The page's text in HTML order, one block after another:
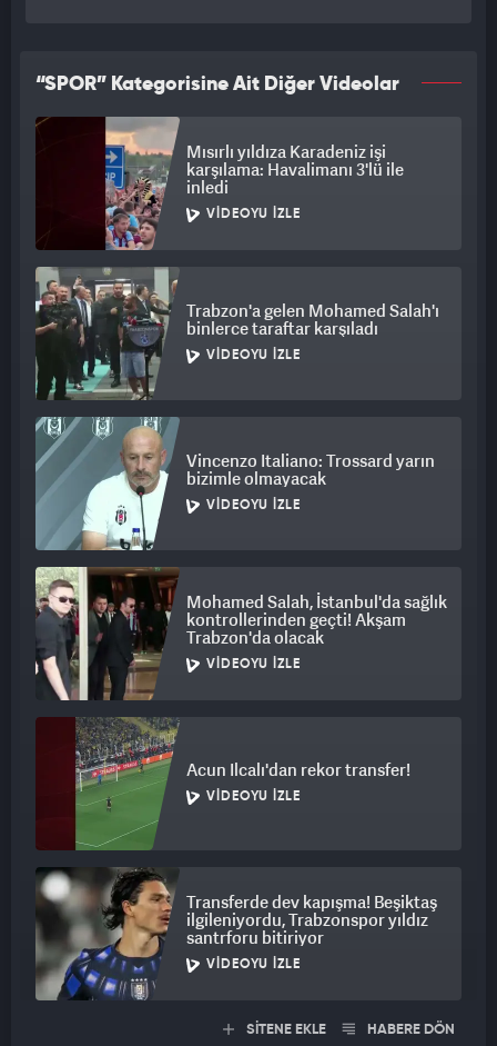
“SPOR” Kategorisine Ait Diğer Videolar
Mısırlı yıldıza Karadeniz işi
karşılama: Havalimanı 3'lü ile
inledi
VIDEOYU İZLE
Trabzon'a gelen Mohamed Salah'ı
binlerce taraftar karşıladı
VIDEOYU İZLE
Vincenzo Italiano: Trossard yarın
bizimle olmayacak
VIDEOYU İZLE
Mohamed Salah, İstanbul'da sağlık
kontrollerinden geçti! Akşam
Trabzon'da olacak
VIDEOYU İZLE
Acun Ilcalı'dan rekor transfer!
VIDEOYU İZLE
Transferde dev kapışma! Beşiktaş
ilgileniyordu, Trabzonspor yıldız
santrforu bitiriyor
VIDEOYU İZLE
SİTENE EKLE HABERE DÖN